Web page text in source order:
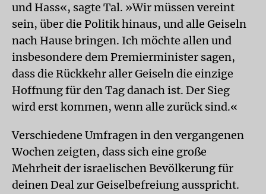
und Hass«, sagte Tal. »Wir müssen vereint
sein, über die Politik hinaus, und alle Geiseln
nach Hause bringen. Ich möchte allen und
insbesondere dem Premierminister sagen,
dass die Rückkehr aller Geiseln die einzige
Hoffnung für den Tag danach ist. Der Sieg
wird erst kommen, wenn alle zurück sind.«
Verschiedene Umfragen in den vergangenen
Wochen zeigten, dass sich eine große
Mehrheit der israelischen Bevölkerung für
deinen Deal zur Geiselbefreiung ausspricht.